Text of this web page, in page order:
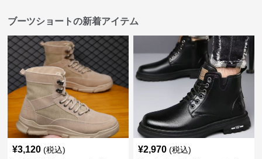
ブーツショートの新着アイテム
¥3,120 (税込) ¥2,970 (税込)